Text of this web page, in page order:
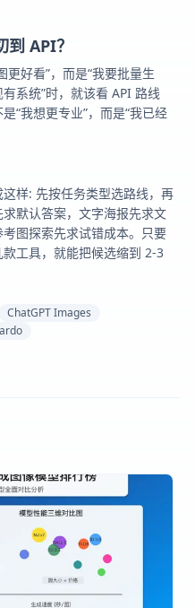
API？
更好看”，而是“我要批量生
系统”时，就该看 API 路线
“我想更专业”，而是“我已经
样: 先按任务类型选路线，再
默认答案，文字海报先求文
图探索先求试错成本。只要
工具，就能把候选缩到 2-3
ChatGPT Images